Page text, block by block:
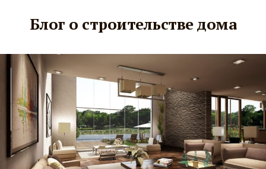
Блог о строительстве дома